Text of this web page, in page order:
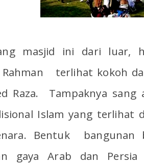
masjid ini dari luar,
Rahman terlihat kokoh
Raza. Tampaknya
Islam yang terlihat
Bentuk bangunan
gaya Arab dan